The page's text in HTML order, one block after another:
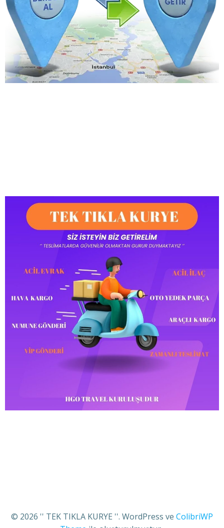
© 2026 '' TEK TIKLA KURYE ''. WordPress ve ColibriWP